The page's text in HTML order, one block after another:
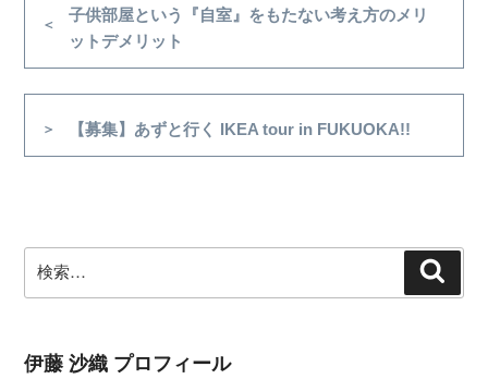
ー
前
子供部屋という『自室』をもたない考え方のメリ
ットデメリット
次【募集】あずと行く IKEA tour in FUKUOKA!!
索:
索
伊藤 沙織 プロフィール